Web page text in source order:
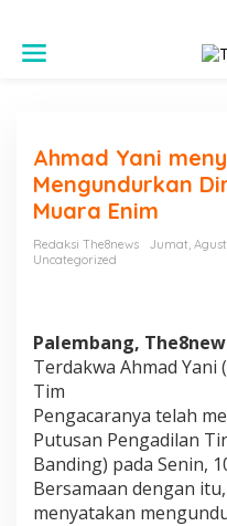
Ahmad Yani
Mengundurkan
Muara Enim
Redaksi The8news
Jumat,
Uncategorized
Palembang,
Terdakwa Ahmad
Tim
Pengacaranya telah
Putusan Pengadilan
Banding) pada Senin,
Bersamaan dengan
menyatakan